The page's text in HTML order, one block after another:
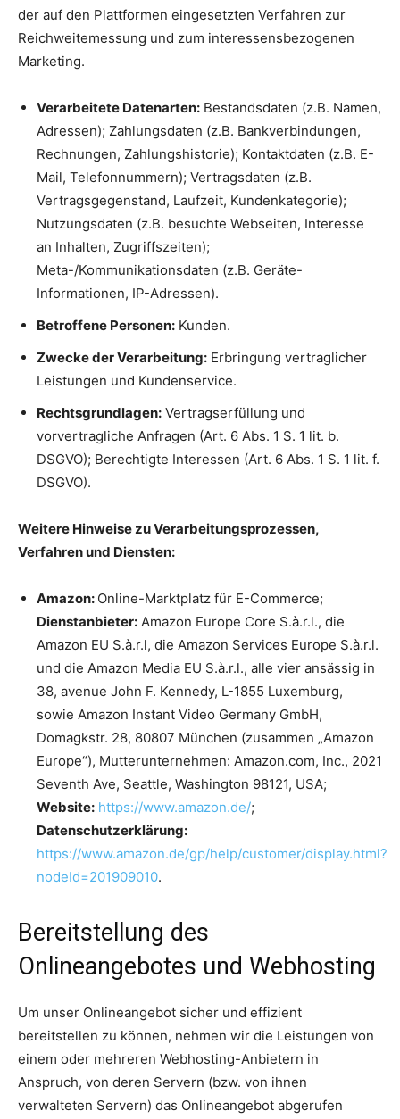
der auf den Plattformen eingesetzten Verfahren zur
Reichweitemessung und zum interessensbezogenen
Marketing.
Verarbeitete Datenarten: Bestandsdaten (z.B. Namen,
Adressen); Zahlungsdaten (z.B. Bankverbindungen,
Rechnungen, Zahlungshistorie); Kontaktdaten (z.B. E-
Mail, Telefonnummern); Vertragsdaten (z.B.
Vertragsgegenstand, Laufzeit, Kundenkategorie);
Nutzungsdaten (z.B. besuchte Webseiten, Interesse
an Inhalten, Zugriffszeiten);
Meta-/Kommunikationsdaten (z.B. Geräte-
Informationen, IP-Adressen).
Betroffene Personen: Kunden.
Zwecke der Verarbeitung: Erbringung vertraglicher
Leistungen und Kundenservice.
Rechtsgrundlagen: Vertragserfüllung und
vorvertragliche Anfragen (Art. 6 Abs. 1 S. 1 lit. b.
DSGVO); Berechtigte Interessen (Art. 6 Abs. 1 S. 1 lit. f.
DSGVO).
Weitere Hinweise zu Verarbeitungsprozessen,
Verfahren und Diensten:
Amazon: Online-Marktplatz für E-Commerce;
Dienstanbieter: Amazon Europe Core S.à.r.l., die
Amazon EU S.à.r.l, die Amazon Services Europe S.à.r.l.
und die Amazon Media EU S.à.r.l., alle vier ansässig in
38, avenue John F. Kennedy, L-1855 Luxemburg,
sowie Amazon Instant Video Germany GmbH,
Domagkstr. 28, 80807 München (zusammen „Amazon
Europe“), Mutterunternehmen: Amazon.com, Inc., 2021
Seventh Ave, Seattle, Washington 98121, USA;
Website: https://www.amazon.de/;
Datenschutzerklärung:
https://www.amazon.de/gp/help/customer/display.html?
nodeId=201909010.
Bereitstellung des
Onlineangebotes und Webhosting
Um unser Onlineangebot sicher und effizient
bereitstellen zu können, nehmen wir die Leistungen von
einem oder mehreren Webhosting-Anbietern in
Anspruch, von deren Servern (bzw. von ihnen
verwalteten Servern) das Onlineangebot abgerufen